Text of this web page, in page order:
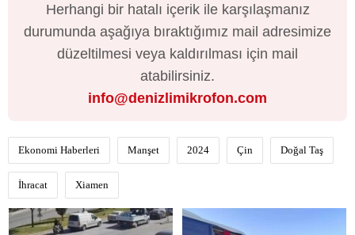
Herhangi bir hatalı içerik ile karşılaşmanız
durumunda aşağıya bıraktığımız mail adresimize
düzeltilmesi veya kaldırılması için mail
atabilirsiniz.
info@denizlimikrofon.com
Ekonomi Haberleri Manşet 2024 Çin Doğal Taş
İhracat Xiamen